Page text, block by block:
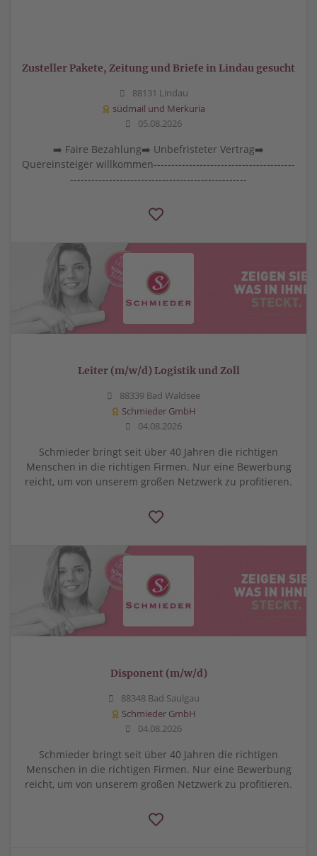
Zusteller Pakete, Zeitung und Briefe in Lindau gesucht
88131 Lindau
südmail und Merkuria
05.08.2026
➡️ Faire Bezahlung➡️ Unbefristeter Vertrag➡️
Quereinsteiger willkommen----------------------------------------
--------------------------------------------------
Leiter (m/w/d) Logistik und Zoll
88339 Bad Waldsee
Schmieder GmbH
04.08.2026
Schmieder bringt seit über 40 Jahren die richtigen
Menschen in die richtigen Firmen. Nur eine Bewerbung
reicht, um von unserem großen Netzwerk zu profitieren.
Disponent (m/w/d)
88348 Bad Saulgau
Schmieder GmbH
04.08.2026
Schmieder bringt seit über 40 Jahren die richtigen
Menschen in die richtigen Firmen. Nur eine Bewerbung
reicht, um von unserem großen Netzwerk zu profitieren.